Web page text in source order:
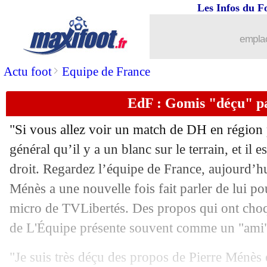
Actu foot> Equipe de France
Les Infos du
EdF : Gomis "déçu"
"Si vous allez voir un match de DH en région
général qu’il y a un blanc sur le terrain, et il
droit. Regardez l’équipe de France,
Ménès a une nouvelle fois fait parler de lui
micro de TVLibertés. Des propos qui ont
de L'Équipe présente souvent comme un
"Je suis très déçu des propos de Pierre
: Kimpembe, au revoir rempli
07/09 CdM 2026: Kvaratskhelia lance la
07/09 Inter: Dumfries tenté par la Premier
: Kimpembe transféré au Qatar
07/09 PSG: Mbaye devant Lee dans la
07/09 EdF: Ekitike revient sur son
07/09 Liverpool: Konaté excité par le
07/09 PSG : Ekitike lucide sur son passage